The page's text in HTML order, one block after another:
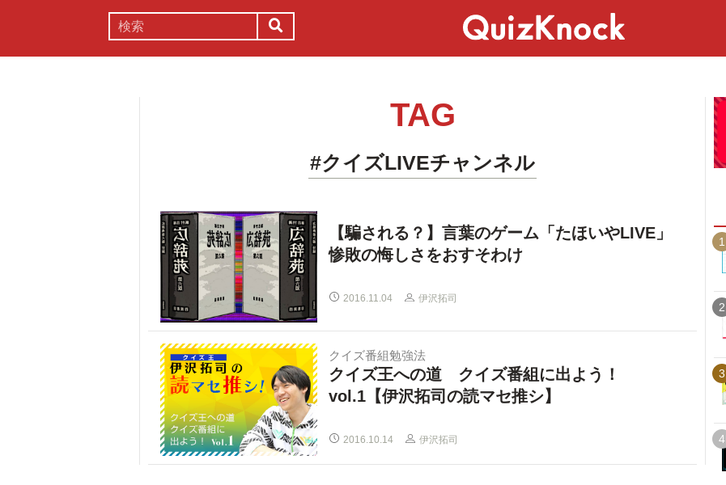
TAG
#クイズLIVEチャンネル
【騙される？】言葉のゲーム「たほいやLIVE」
惨敗の悔しさをおすそわけ
2016.11.04 伊沢拓司
クイズ番組勉強法
クイズ王への道 クイズ番組に出よう！
vol.1【伊沢拓司の読マセ推シ】
2016.10.14 伊沢拓司
1
2
3
4